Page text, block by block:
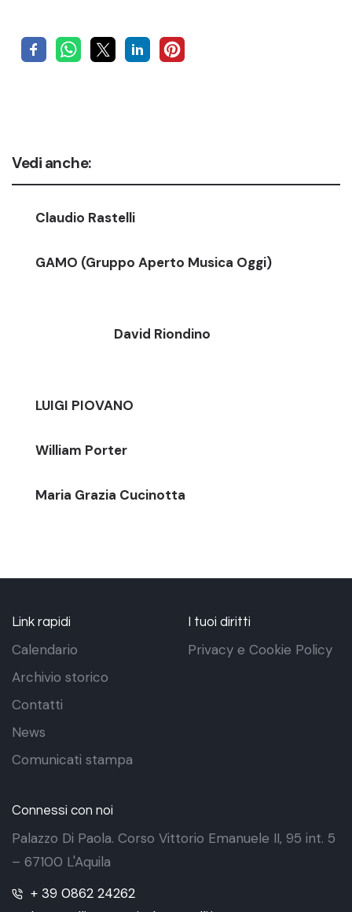
Vedi anche:
Claudio Rastelli
GAMO (Gruppo Aperto Musica Oggi)
David Riondino
LUIGI PIOVANO
William Porter
Maria Grazia Cucinotta
Link rapidi
Calendario
Archivio storico
Contatti
News
Comunicati stampa
I tuoi diritti
Privacy e Cookie Policy
Connessi con noi
Palazzo Di Paola. Corso Vittorio Emanuele II, 95 int. 5
– 67100 L'Aquila
+ 39 0862 24262